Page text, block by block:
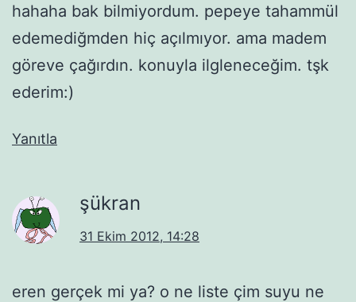
hahaha bak bilmiyordum. pepeye tahammül
edemediğmden hiç açılmıyor. ama madem
göreve çağırdın. konuyla ilgleneceğim. tşk
ederim:)
Yanıtla
şükran
31 Ekim 2012, 14:28
eren gerçek mi ya? o ne liste çim suyu ne